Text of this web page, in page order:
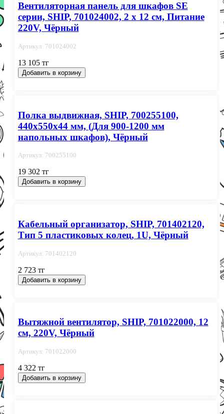
Вентиляторная панель для шкафов SE
серии, SHIP, 701024002, 2 x 12 см, Питание
220V, Чёрный
Артикул: 701024002
13 105 тг
Добавить в корзину
Полка выдвижная, SHIP, 700255100,
440х550х44 мм, (Для 900-1200 мм
напольных шкафов), Чёрный
Артикул: 700255100
19 302 тг
Добавить в корзину
Кабельный организатор, SHIP, 701402120,
Тип 5 пластиковых колец, 1U, Чёрный
Артикул: 701402120
2 723 тг
Добавить в корзину
Вытяжной вентилятор, SHIP, 701022000, 12
см, 220V, Чёрный
Артикул: 701022000
4 322 тг
Добавить в корзину